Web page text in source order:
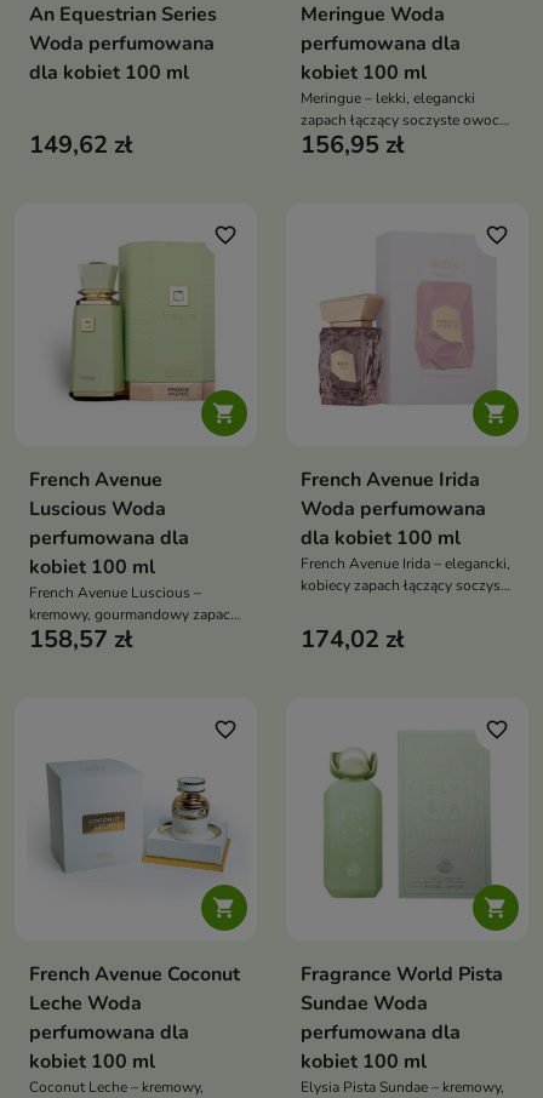
An Equestrian Series
Woda perfumowana
dla kobiet 100 ml
149,62 zł
Meringue Woda
perfumowana dla
kobiet 100 ml
Meringue – lekki, elegancki
zapach łączący soczyste owoce
z kremową bazą wanilii i piżma,
156,95 zł

favorite_border
French Avenue
Luscious Woda
perfumowana dla
kobiet 100 ml
French Avenue Luscious –
kremowy, gourmandowy zapach
z nutą pistacji, miodu i wanilii,
158,57 zł

favorite_border
French Avenue Irida
Woda perfumowana
dla kobiet 100 ml
French Avenue Irida – elegancki,
kobiecy zapach łączący soczystą
piżmowo-ambrową bazą
174,02 zł

favorite_border
French Avenue Coconut
Leche Woda
perfumowana dla
kobiet 100 ml
Coconut Leche – kremowy,

favorite_border
Fragrance World Pista
Sundae Woda
perfumowana dla
kobiet 100 ml
Elysia Pista Sundae – kremowy,